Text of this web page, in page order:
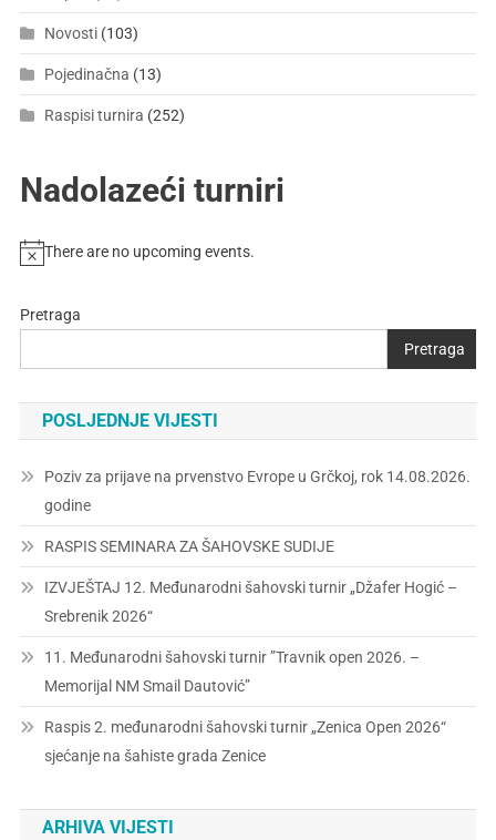
Novosti(103)
Pojedinačna (13)
Raspisi turnira (252)
Nadolazeći turniri
There are no upcoming events.
Pretraga
Pretraga
POSLJEDNJE VIJESTI
Poziv za prijave na prvenstvo Evrope u Grčkoj, rok 14.08.2026.
godine
RASPIS SEMINARA ZA ŠAHOVSKE SUDIJE
IZVJEŠTAJ 12. Međunarodni šahovski turnir „Džafer Hogić –
Srebrenik 2026“
11. Međunarodni šahovski turnir ”Travnik open 2026. –
Memorijal NM Smail Dautović”
Raspis 2. međunarodni šahovski turnir „Zenica Open 2026“
sjećanje na šahiste grada Zenice
ARHIVA VIJESTI